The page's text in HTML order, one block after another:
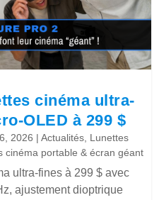
cinéma ultra-
OLED à 299 $
2026 |Actualités, Lunettes
cinéma portable & écran géant
ultra-fines à 299 $ avec
ajustement dioptrique